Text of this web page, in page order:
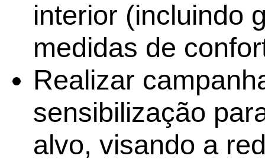
interior (incluindo
medidas de
Realizar
sensibilização
alvo, visando a